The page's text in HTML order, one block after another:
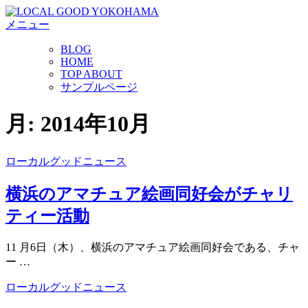
コ
ン
キ
ッ
メニュー
BLOG
HOME
TOP ABOUT
サンプルページ
月: 2014年10月
ローカルグッドニュース
横浜のアマチュア絵画同好会がチャリ
ティー活動
11 月6日（木）、横浜のアマチュア絵画同好会である、チャ
ー …
ローカルグッドニュース